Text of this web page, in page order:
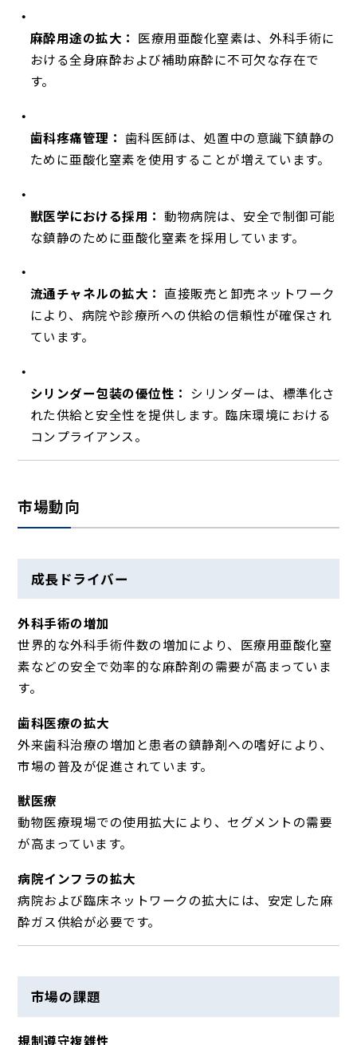
麻酔用途の拡大： 医療用亜酸化窒素は、外科手術に
おける全身麻酔および補助麻酔に不可欠な存在で
す。
歯科疼痛管理： 歯科医師は、処置中の意識下鎮静の
ために亜酸化窒素を使用することが増えています。
獣医学における採用： 動物病院は、安全で制御可能
な鎮静のために亜酸化窒素を採用しています。
流通チャネルの拡大： 直接販売と卸売ネットワーク
により、病院や診療所への供給の信頼性が確保され
ています。
シリンダー包装の優位性： シリンダーは、標準化さ
れた供給と安全性を提供します。臨床環境における
コンプライアンス。
市場動向
成長ドライバー
外科手術の増加
世界的な外科手術件数の増加により、医療用亜酸化窒
素などの安全で効率的な麻酔剤の需要が高まっていま
す。
歯科医療の拡大
外来歯科治療の増加と患者の鎮静剤への嗜好により、
市場の普及が促進されています。
獣医療
動物医療現場での使用拡大により、セグメントの需要
が高まっています。
病院インフラの拡大
病院および臨床ネットワークの拡大には、安定した麻
酔ガス供給が必要です。
市場の課題
規制遵守複雑性